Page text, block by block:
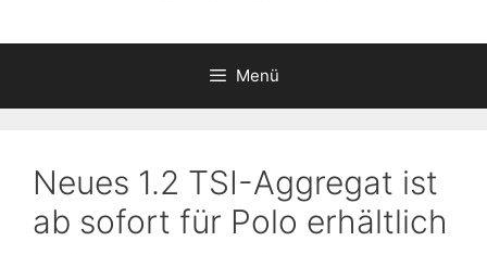
Menü
Neues 1.2 TSI-Aggregat ist
ab sofort für Polo erhältlich